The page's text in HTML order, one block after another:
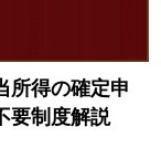
所得の確定申
要制度解説